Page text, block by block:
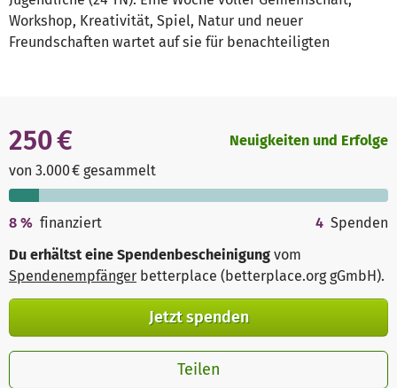
Workshop, Kreativität, Spiel, Natur und neuer
Freundschaften wartet auf sie für benachteiligten
250 €
von 3.000 € gesammelt
Neuigkeiten und Erfolge
8 % finanziert 4 Spenden
Du erhältst eine Spendenbescheinigung vom
Spendenempfänger betterplace (betterplace.org gGmbH).
Jetzt spenden
Teilen